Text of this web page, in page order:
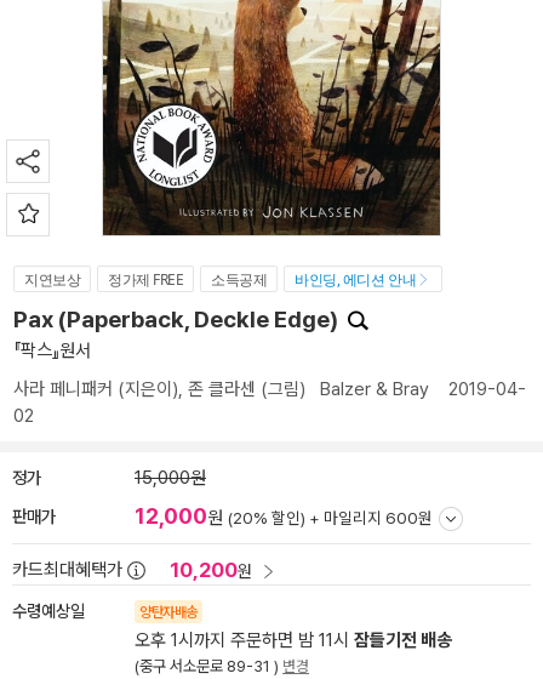
지연보상 정가제 FREE 소득공제 바인딩, 에디션 안내
Pax (Paperback, Deckle Edge)
『팍스』원서
사라 페니패커 (지은이), 존 클라센 (그림) Balzer & Bray
2019-04-
02
정가 15,000원
판매가 12,000원 (20% 할인) + 마일리지 600원
카드최대혜택가 10,200원
수령예상일 양탄자배송
오후 1시까지 주문하면 밤 11시 잠들기전 배송
(중구 서소문로 89-31 ) 변경